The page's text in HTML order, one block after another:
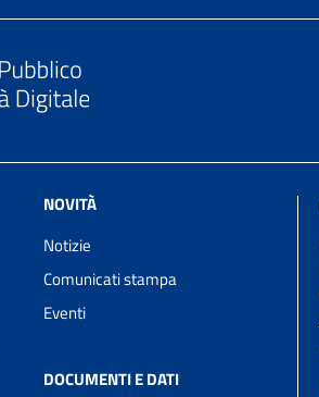
NOVITÀ
Notizie
Comunicati stampa
Eventi
DOCUMENTI E DATI